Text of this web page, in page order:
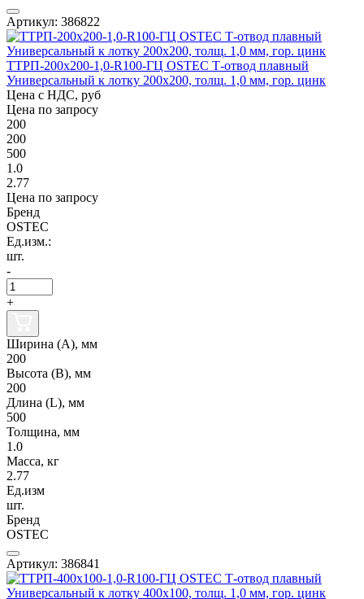
Артикул: 386822
ТТРП-200х200-1,0-R100-ГЦ OSTEC Т-отвод плавный
Универсальный к лотку 200х200, толщ. 1,0 мм, гор. цинк
Цена с НДС, руб
Цена по запросу
200
200
500
1.0
2.77
Цена по запросу
Бренд
OSTEC
Ед.изм.:
шт.
-
+
Ширина (А), мм
200
Высота (В), мм
200
Длина (L), мм
500
Толщина, мм
1.0
Масса, кг
2.77
Ед.изм
шт.
Бренд
OSTEC
Артикул: 386841